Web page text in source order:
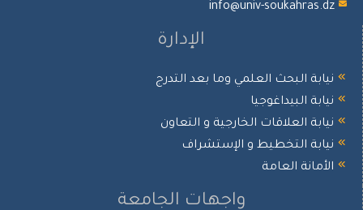
info@univ-soukahras.dz
الإدارة
نيابة البحث العلمي وما بعد التدرج
نيابة البيداغوجيا
نيابة العلاقات الخارجية و التعاون
نيابة التخطيط و الإستشراف
الأمانة العامة
واجهات الجامعة